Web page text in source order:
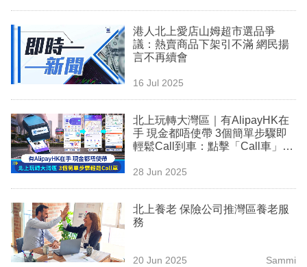
港人北上愛店山姆超市選品爭
議：熱賣商品下架引不滿 網民揚
言不再續會
16 Jul 2025
北上玩轉大灣區｜有AlipayHK在
手 現金都唔使帶 3個簡單步驟即
輕鬆Call到車：點擊「Call車」頁
確認付款
28 Jun 2025
北上養老 保險公司推灣區養老服
務
20 Jun 2025 Sammi